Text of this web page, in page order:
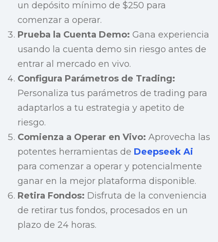
un depósito mínimo de $250 para
comenzar a operar.
Prueba la Cuenta Demo: Gana experiencia
usando la cuenta demo sin riesgo antes de
entrar al mercado en vivo.
Configura Parámetros de Trading:
Personaliza tus parámetros de trading para
adaptarlos a tu estrategia y apetito de
riesgo.
Comienza a Operar en Vivo: Aprovecha las
potentes herramientas de Deepseek Ai
para comenzar a operar y potencialmente
ganar en la mejor plataforma disponible.
Retira Fondos: Disfruta de la conveniencia
de retirar tus fondos, procesados en un
plazo de 24 horas.